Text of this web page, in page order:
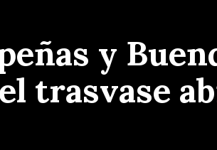
y
trasvase